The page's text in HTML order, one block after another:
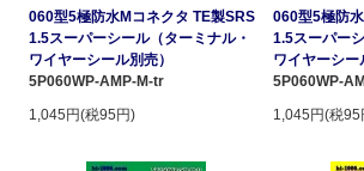
060型5極防水Mコネクタ TE製SRS
1.5スーパーシール（ターミナル・
ワイヤーシール別売）
5P060WP-AMP-M-tr
1,045円(税95円)
060型5極防
1.5スーパー
ワイヤーシー
5P060WP-
1,045円(税95